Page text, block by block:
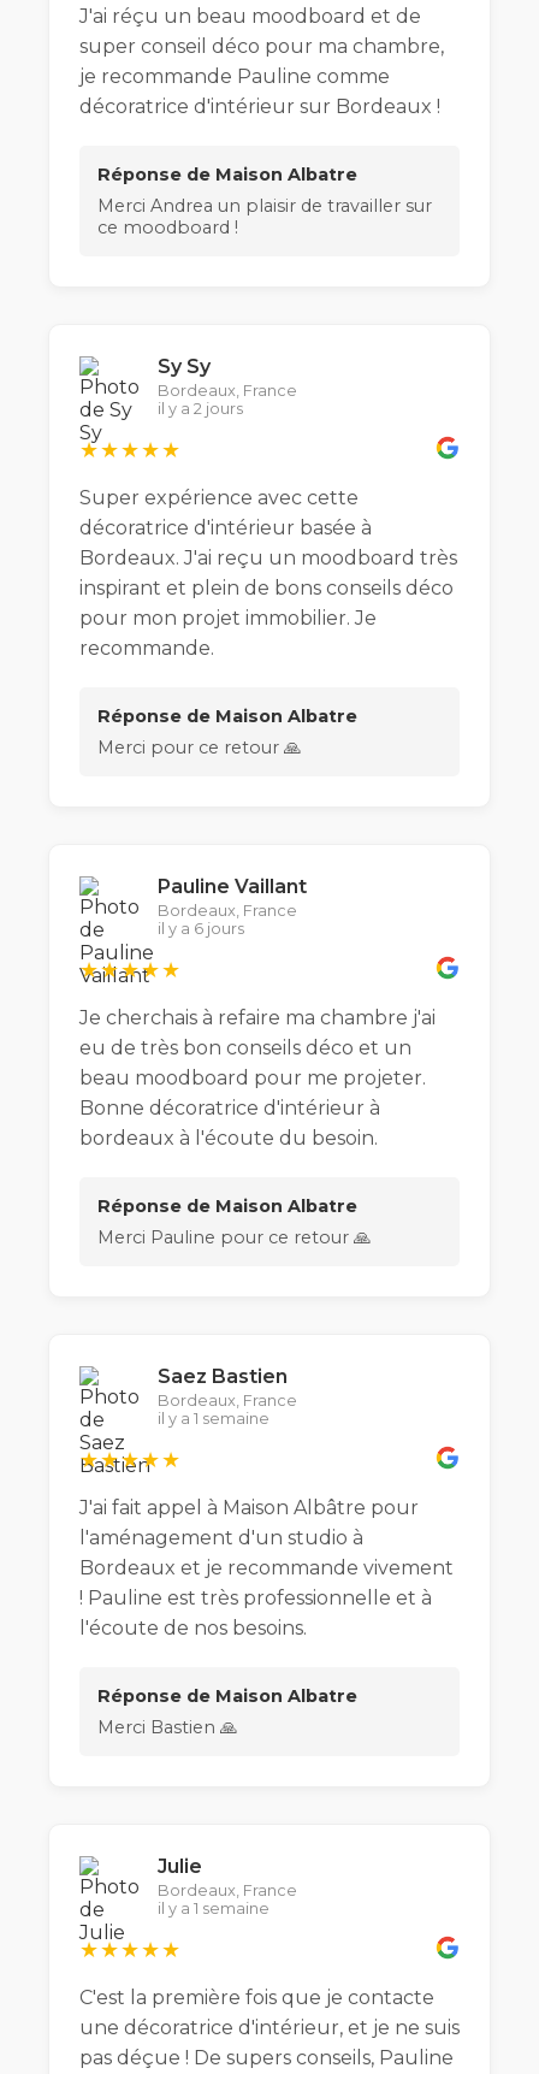
J'ai réçu un beau moodboard et de
super conseil déco pour ma chambre,
je recommande Pauline comme
décoratrice d'intérieur sur Bordeaux !
Réponse de Maison Albatre
Merci Andrea un plaisir de travailler sur
ce moodboard !
Sy Sy
Bordeaux, France
il y a 2 jours
★★★★★
Super expérience avec cette
décoratrice d'intérieur basée à
Bordeaux. J'ai reçu un moodboard très
inspirant et plein de bons conseils déco
pour mon projet immobilier. Je
recommande.
Réponse de Maison Albatre
Merci pour ce retour 🙏
Pauline Vaillant
Bordeaux, France
il y a 6 jours
★★★★★
Je cherchais à refaire ma chambre j'ai
eu de très bon conseils déco et un
beau moodboard pour me projeter.
Bonne décoratrice d'intérieur à
bordeaux à l'écoute du besoin.
Réponse de Maison Albatre
Merci Pauline pour ce retour 🙏
Saez Bastien
Bordeaux, France
il y a 1 semaine
★★★★★
J'ai fait appel à Maison Albâtre pour
l'aménagement d'un studio à
Bordeaux et je recommande vivement
! Pauline est très professionnelle et à
l'écoute de nos besoins.
Réponse de Maison Albatre
Merci Bastien 🙏
Julie
Bordeaux, France
il y a 1 semaine
★★★★★
C'est la première fois que je contacte
une décoratrice d'intérieur, et je ne suis
pas déçue ! De supers conseils, Pauline